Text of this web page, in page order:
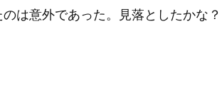
は意外であった。見落としたかな？